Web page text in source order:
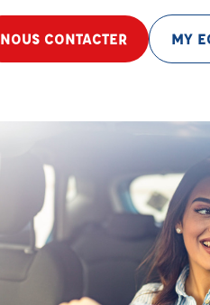
NOUS CONTACTER MY